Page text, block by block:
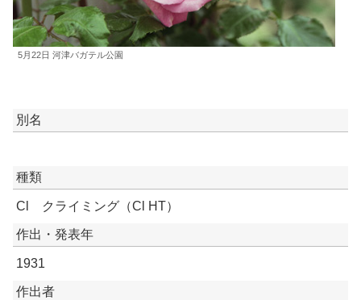
5月22日 河津バガテル公園
別名
種類
Cl クライミング（Cl HT）
作出・発表年
1931
作出者